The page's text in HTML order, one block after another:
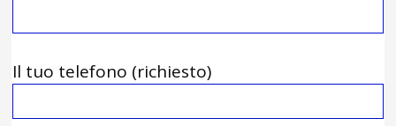
Il tuo telefono (richiesto)